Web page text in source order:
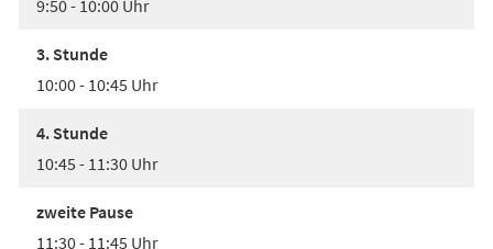
9:50 - 10:00 Uhr
3. Stunde
10:00 - 10:45 Uhr
4. Stunde
10:45 - 11:30 Uhr
zweite Pause
11:30 - 11:45 Uhr